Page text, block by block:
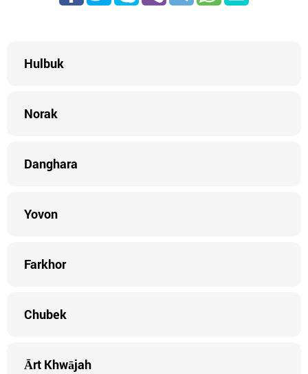
Hulbuk
Norak
Danghara
Yovon
Farkhor
Chubek
Ārt Khwājah